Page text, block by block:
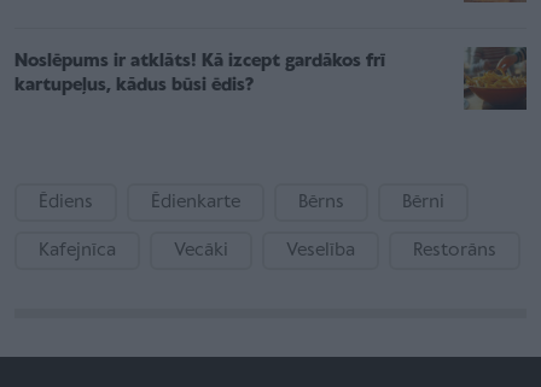
Noslēpums ir atklāts! Kā izcept gardākos frī
kartupeļus, kādus būsi ēdis?
Ēdiens Ēdienkarte Bērns Bērni
Kafejnīca Vecāki Veselība Restorāns